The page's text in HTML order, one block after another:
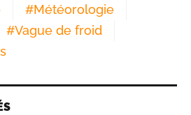
#Météorologie
#Vague de froid